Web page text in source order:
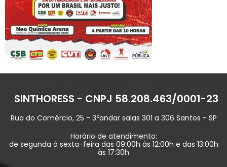
SINTHORESS - CNPJ 58.208.463/0001-23
Rua do Comércio, 25 - 3ºandar salas 301 a 306 Santos - SP
Horário de atendimento:
de segunda à sexta-feira das 09:00h às 12:00h e das 13:00h
às 17:30h